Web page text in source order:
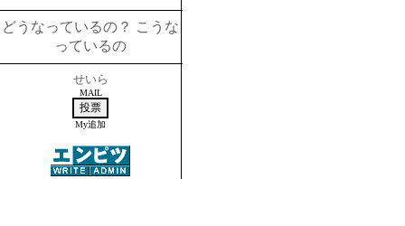
どうなっているの？ こうな
っているの
せいら
MAIL
My追加